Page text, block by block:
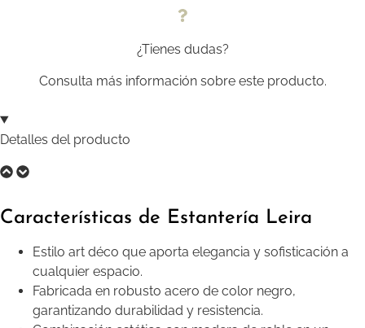
¿Tienes dudas?
Consulta más información sobre este producto.
Detalles del producto
Características de Estantería Leira
Estilo art déco que aporta elegancia y sofisticación a
cualquier espacio.
Fabricada en robusto acero de color negro,
garantizando durabilidad y resistencia.